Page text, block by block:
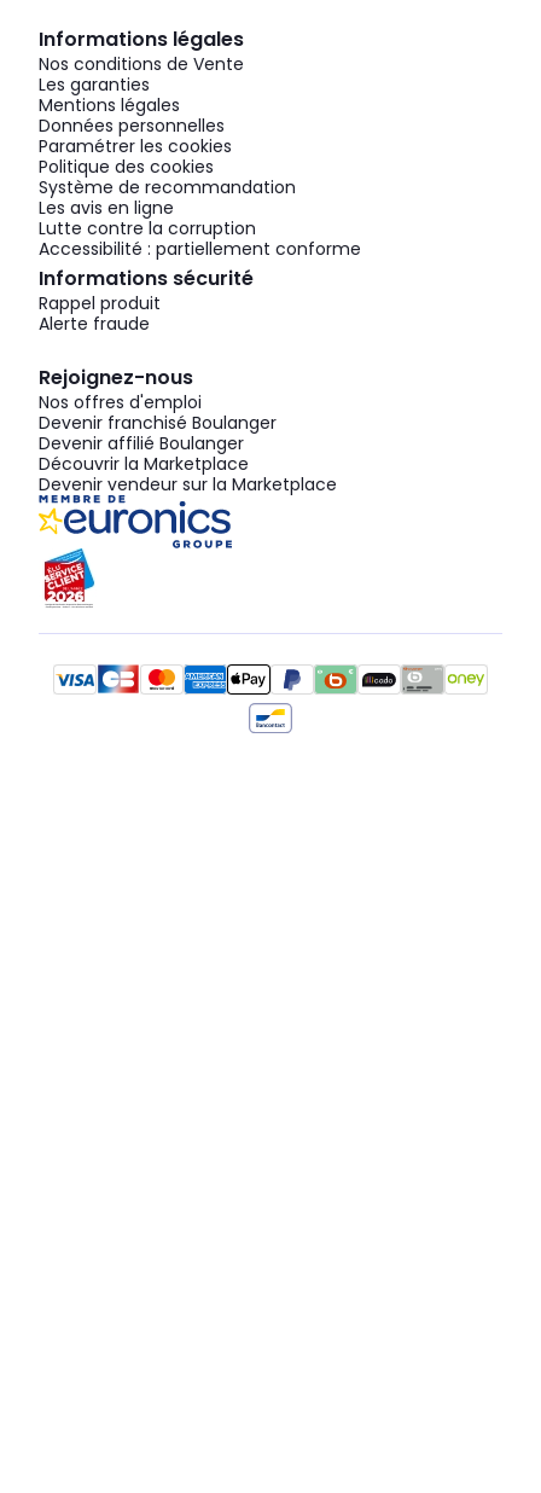
Informations légales
Nos conditions de Vente
Les garanties
Mentions légales
Données personnelles
Paramétrer les cookies
Politique des cookies
Système de recommandation
Les avis en ligne
Lutte contre la corruption
Accessibilité : partiellement conforme
Informations sécurité
Rappel produit
Alerte fraude
Rejoignez-nous
Nos offres d'emploi
Devenir franchisé Boulanger
Devenir affilié Boulanger
Découvrir la Marketplace
Devenir vendeur sur la Marketplace